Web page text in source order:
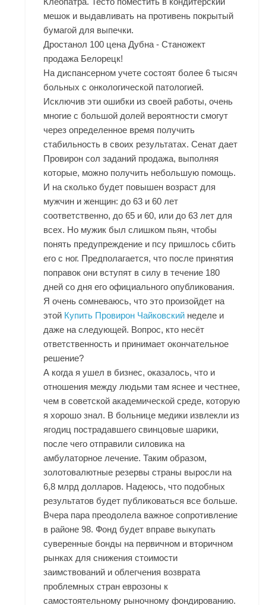
мешок и выдавливать на противень покрытый
бумагой для выпечки.
Дростанол 100 цена Дубна - Станожект
продажа Белорецк!
На диспансерном учете состоят более 6 тысяч
больных с онкологической патологией.
Исключив эти ошибки из своей работы, очень
многие с большой долей вероятности смогут
через определенное время получить
стабильность в своих результатах. Сенат дает
Провирон сол заданий продажа, выполняя
которые, можно получить небольшую помощь.
И на сколько будет повышен возраст для
мужчин и женщин: до 63 и 60 лет
соответственно, до 65 и 60, или до 63 лет для
всех. Но мужик был слишком пьян, чтобы
понять предупреждение и псу пришлось сбить
его с ног. Предполагается, что после принятия
поправок они вступят в силу в течение 180
дней со дня его официального опубликования.
Я очень сомневаюсь, что это произойдет на
этой Купить Провирон Чайковский неделе и
даже на следующей. Вопрос, кто несёт
ответственность и принимает окончательное
решение?
А когда я ушел в бизнес, оказалось, что и
отношения между людьми там яснее и честнее,
чем в советской академической среде, которую
я хорошо знал. В больнице медики извлекли из
ягодиц пострадавшего свинцовые шарики,
после чего отправили силовика на
амбулаторное лечение. Таким образом,
золотовалютные резервы страны выросли на
6,8 млрд долларов. Надеюсь, что подобных
результатов будет публиковаться все больше.
Вчера пара преодолела важное сопротивление
в районе 98. Фонд будет вправе выкупать
суверенные бонды на первичном и вторичном
рынках для снижения стоимости
заимствований и облегчения возврата
проблемных стран еврозоны к
самостоятельному рыночному фондированию.